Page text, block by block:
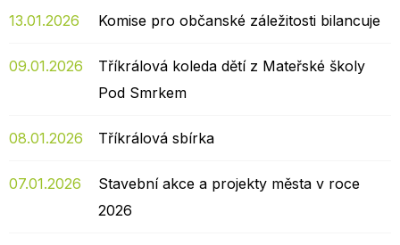
13.01.2026 Komise pro občanské záležitosti bilancuje
09.01.2026
Tříkrálová koleda dětí z Mateřské školy
Pod Smrkem
08.01.2026 Tříkrálová sbírka
07.01.2026
Stavební akce a projekty města v roce
2026